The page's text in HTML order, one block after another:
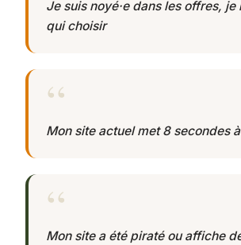
Je suis noyé·e dans les offres, je
qui choisir
Mon site actuel met 8 secondes
Mon site a été piraté ou affiche